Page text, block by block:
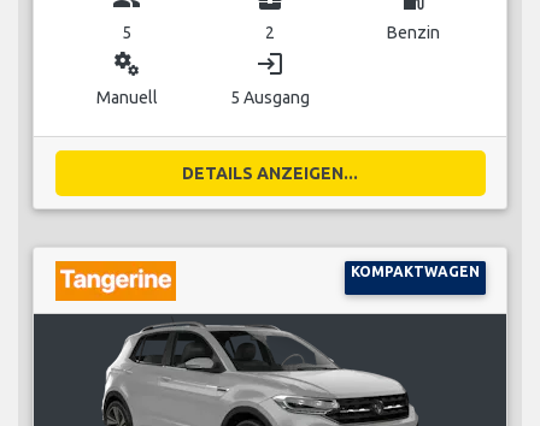
5 2 Benzin
miscellaneous_services
Manuell
login
5 Ausgang
DETAILS ANZEIGEN...
KOMPAKTWAGEN